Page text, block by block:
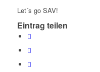
Let´s go SAV!
Eintrag teilen